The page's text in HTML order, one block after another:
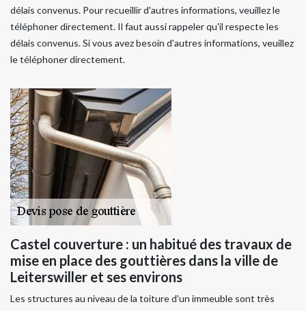
délais convenus. Pour recueillir d'autres informations, veuillez le
téléphoner directement. Il faut aussi rappeler qu'il respecte les
délais convenus. Si vous avez besoin d'autres informations, veuillez
le téléphoner directement.
Castel couverture : un habitué des travaux de
mise en place des gouttières dans la ville de
Leiterswiller et ses environs
Les structures au niveau de la toiture d'un immeuble sont très